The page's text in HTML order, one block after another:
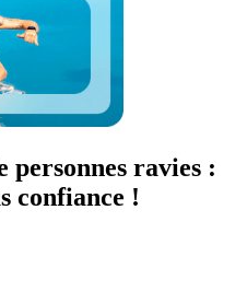
personnes ravies :
confiance !